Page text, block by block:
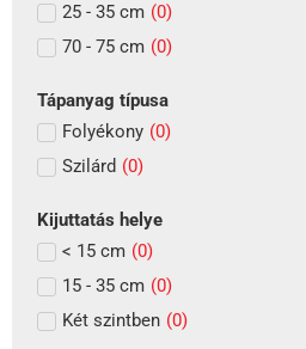
25 - 35 cm (0)
70 - 75 cm (0)
Tápanyag típusa
Folyékony (0)
Szilárd (0)
Kijuttatás helye
< 15 cm (0)
15 - 35 cm (0)
Két szintben (0)